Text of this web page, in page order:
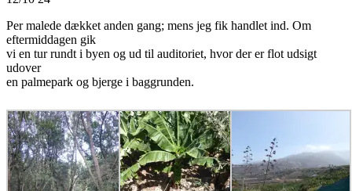
Per malede dækket anden gang; mens jeg fik handlet ind. Om
eftermiddagen gik
vi en tur rundt i byen og ud til auditoriet, hvor der er flot udsigt
udover
en palmepark og bjerge i baggrunden.